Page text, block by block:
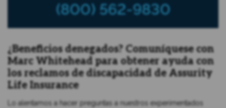
(800) 562-9830
¿Beneficios denegados? Comuníquese con
Marc Whitehead para obtener ayuda con
los reclamos de discapacidad de Assurity
Life Insurance
Lo alentamos a hacer preguntas a nuestros experimentados